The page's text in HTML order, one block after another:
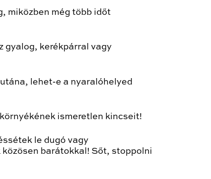
miközben még több időt
gyalog, kerékpárral vagy
lehet-e a nyaralóhelyed
ismeretlen kincseit!
le dugó vagy
barátokkal! Sőt, stoppolni